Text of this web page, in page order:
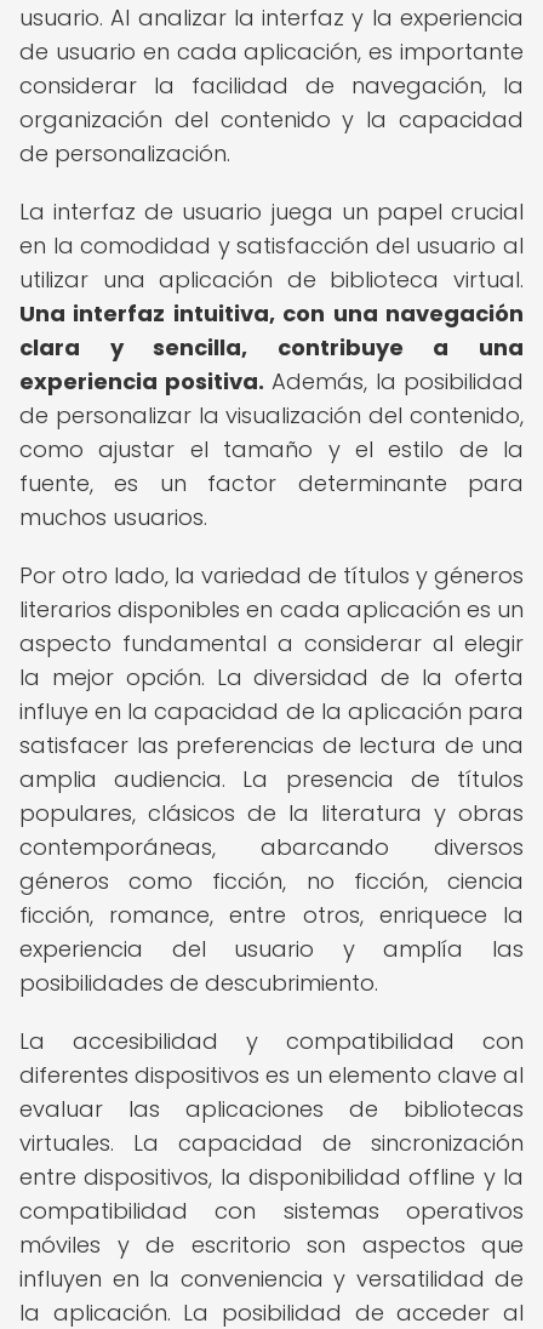
usuario. Al analizar la interfaz y la experiencia
de usuario en cada aplicación, es importante
considerar la facilidad de navegación, la
organización del contenido y la capacidad
de personalización.
La interfaz de usuario juega un papel crucial
en la comodidad y satisfacción del usuario al
utilizar una aplicación de biblioteca virtual.
Una interfaz intuitiva, con una navegación
clara y sencilla, contribuye a una
experiencia positiva. Además, la posibilidad
de personalizar la visualización del contenido,
como ajustar el tamaño y el estilo de la
fuente, es un factor determinante para
muchos usuarios.
Por otro lado, la variedad de títulos y géneros
literarios disponibles en cada aplicación es un
aspecto fundamental a considerar al elegir
la mejor opción. La diversidad de la oferta
influye en la capacidad de la aplicación para
satisfacer las preferencias de lectura de una
amplia audiencia. La presencia de títulos
populares, clásicos de la literatura y obras
contemporáneas, abarcando diversos
géneros como ficción, no ficción, ciencia
ficción, romance, entre otros, enriquece la
experiencia del usuario y amplía las
posibilidades de descubrimiento.
La accesibilidad y compatibilidad con
diferentes dispositivos es un elemento clave al
evaluar las aplicaciones de bibliotecas
virtuales. La capacidad de sincronización
entre dispositivos, la disponibilidad offline y la
compatibilidad con sistemas operativos
móviles y de escritorio son aspectos que
influyen en la conveniencia y versatilidad de
la aplicación. La posibilidad de acceder al